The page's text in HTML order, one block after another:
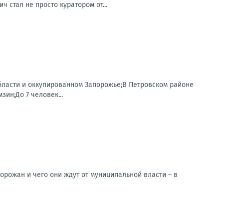
стал не просто куратором от...
и оккупированном Запорожье;В Петровском районе
7 человек...
и чего они ждут от муниципальной власти – в